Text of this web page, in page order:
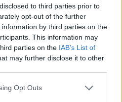
to third parties prior to
opt-out of the further
by third parties on the
This information may
parties on the IAB’s List of
may further disclose it to other
Opt Outs
στα βραβεία